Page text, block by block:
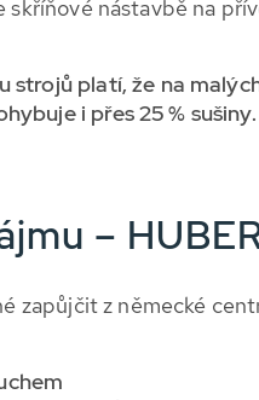
skříňové nástavbě na
platí, že na
i přes 25 % sušiny.
–
zapůjčit z německé